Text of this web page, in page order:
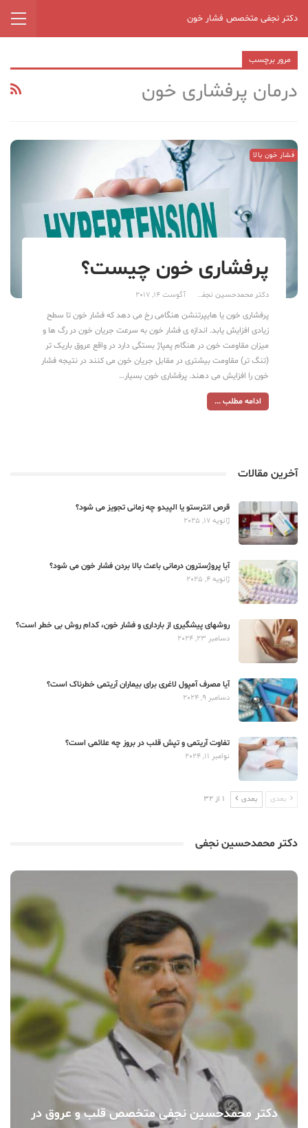
دکتر نجفی متخصص فشار خون
مرور برچسب
درمان پرفشاری خون
فشار خون بالا
پرفشاری خون چیست؟
دکتر محمدحسین نجفی آگوست 14, 2017
پرفشاری خون یا هایپرتنشن هنگامی رخ می دهد که فشار خون تا سطح
زیادی افزایش یابد. اندازه ی فشار خون به سرعت جریان خون در رگ ها و
میزان مقاومت خون در هنگام پمپاژ بستگی دارد در واقع عروق باریک تر
(تنگ تر) مقاومت بیشتری در مقابل جریان خون می کنند در نتیجه فشار
خون را افزایش می دهند. پرفشاری خون بسیار…
ادامه مطلب ...
آخرین مقالات
قرص انترستو یا الپیدو چه زمانی تجویز می شود؟
ژانویه 17, 2025
آیا پروژسترون درمانی باعث بالا بردن فشار خون می شود؟
ژانویه 4, 2025
روشهای پیشگیری از بارداری و فشار خون، کدام روش بی خطر است؟
دسامبر 23, 2024
آیا مصرف آمپول لاغری برای بیماران آریتمی خطرناک است؟
دسامبر 9, 2024
تفاوت آریتمی و تپش قلب در بروز چه علائمی است؟
نوامبر 11, 2024
بعدی بعدی 1 از 32
دکتر محمدحسین نجفی
دکتر محمدحسین نجفی متخصص قلب و عروق در